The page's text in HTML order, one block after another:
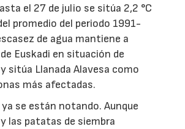
el 27 de julio se sitúa 2,2 °C
promedio del periodo 1991-
de agua mantiene a
Euskadi en situación de
sitúa Llanada Alavesa como
más afectadas.
se están notando. Aunque
las patatas de siembra